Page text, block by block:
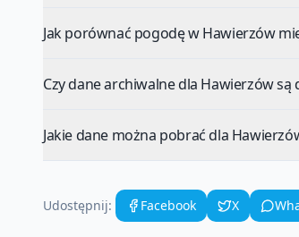
Jak porównać pogodę w Hawierzów
Czy dane archiwalne dla Hawierzów są
Jakie dane można pobrać dla
Udostępnij: Facebook X